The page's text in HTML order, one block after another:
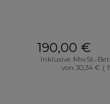
190,00 €
Inklusive MwSt.-
von 30,34 € (